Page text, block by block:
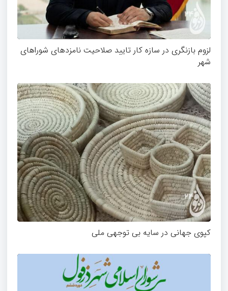
لزوم بازنگری در سازه کار تایید صلاحیت نامزدهای شوراهای
شهر
کپوی جهانی در سایه بی توجهی ملی